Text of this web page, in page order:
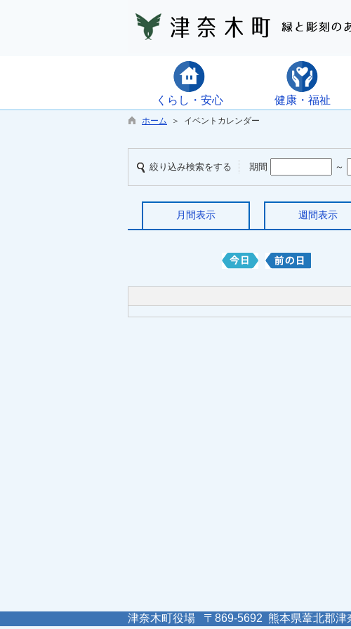
くらし・安心 健康・福祉
ホーム ＞ イベントカレンダー
絞り込み検索をする 期間 ～
月間表示 週間表示
津奈木町役場 〒869-5692 熊本県葦北郡津